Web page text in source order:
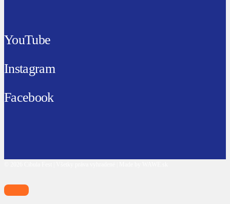
YouTube
Instagram
Facebook